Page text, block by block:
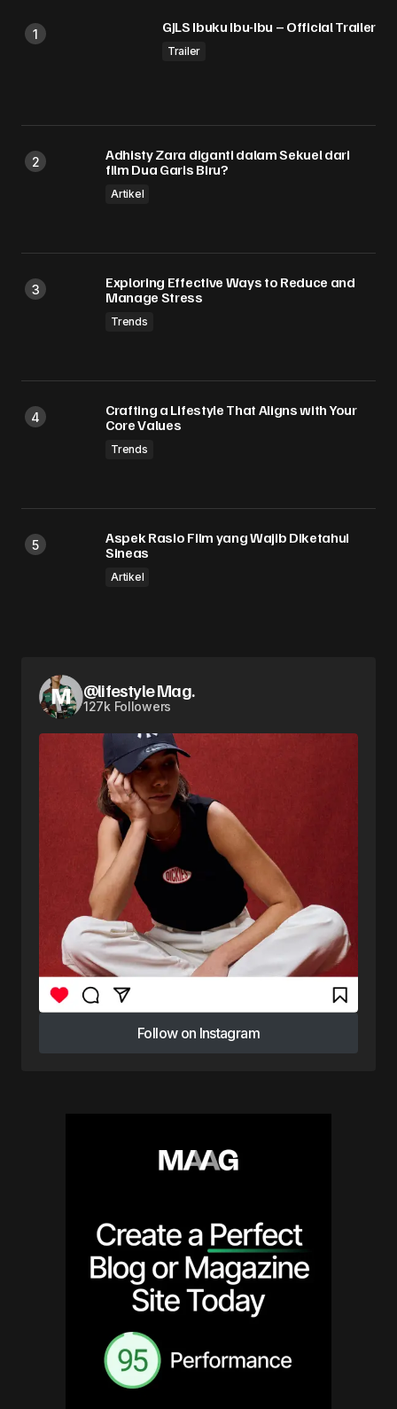
Submit Comment
GJLS Ibuku Ibu-Ibu – Official Trailer
Trailer
Adhisty Zara diganti dalam Sekuel dari
film Dua Garis Biru?
Artikel
Exploring Effective Ways to Reduce and
Manage Stress
Trends
Crafting a Lifestyle That Aligns with Your
Core Values
Trends
Aspek Rasio Film yang Wajib Diketahui
Sineas
Artikel
@lifestyle Mag.
127k Followers
Follow on Instagram
Follow on Instagram